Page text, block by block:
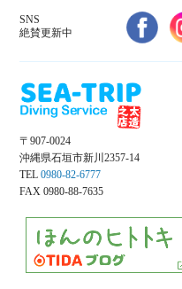
SNS
絶賛更新中
〒907-0024
沖縄県石垣市新川2357-14
TEL 0980-82-6777
FAX 0980-88-7635